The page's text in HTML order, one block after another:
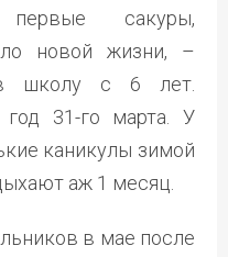
сакуры,
новой жизни, –
школу с 6 лет.
год 31-го марта. У
каникулы зимой
аж 1 месяц.
в мае после